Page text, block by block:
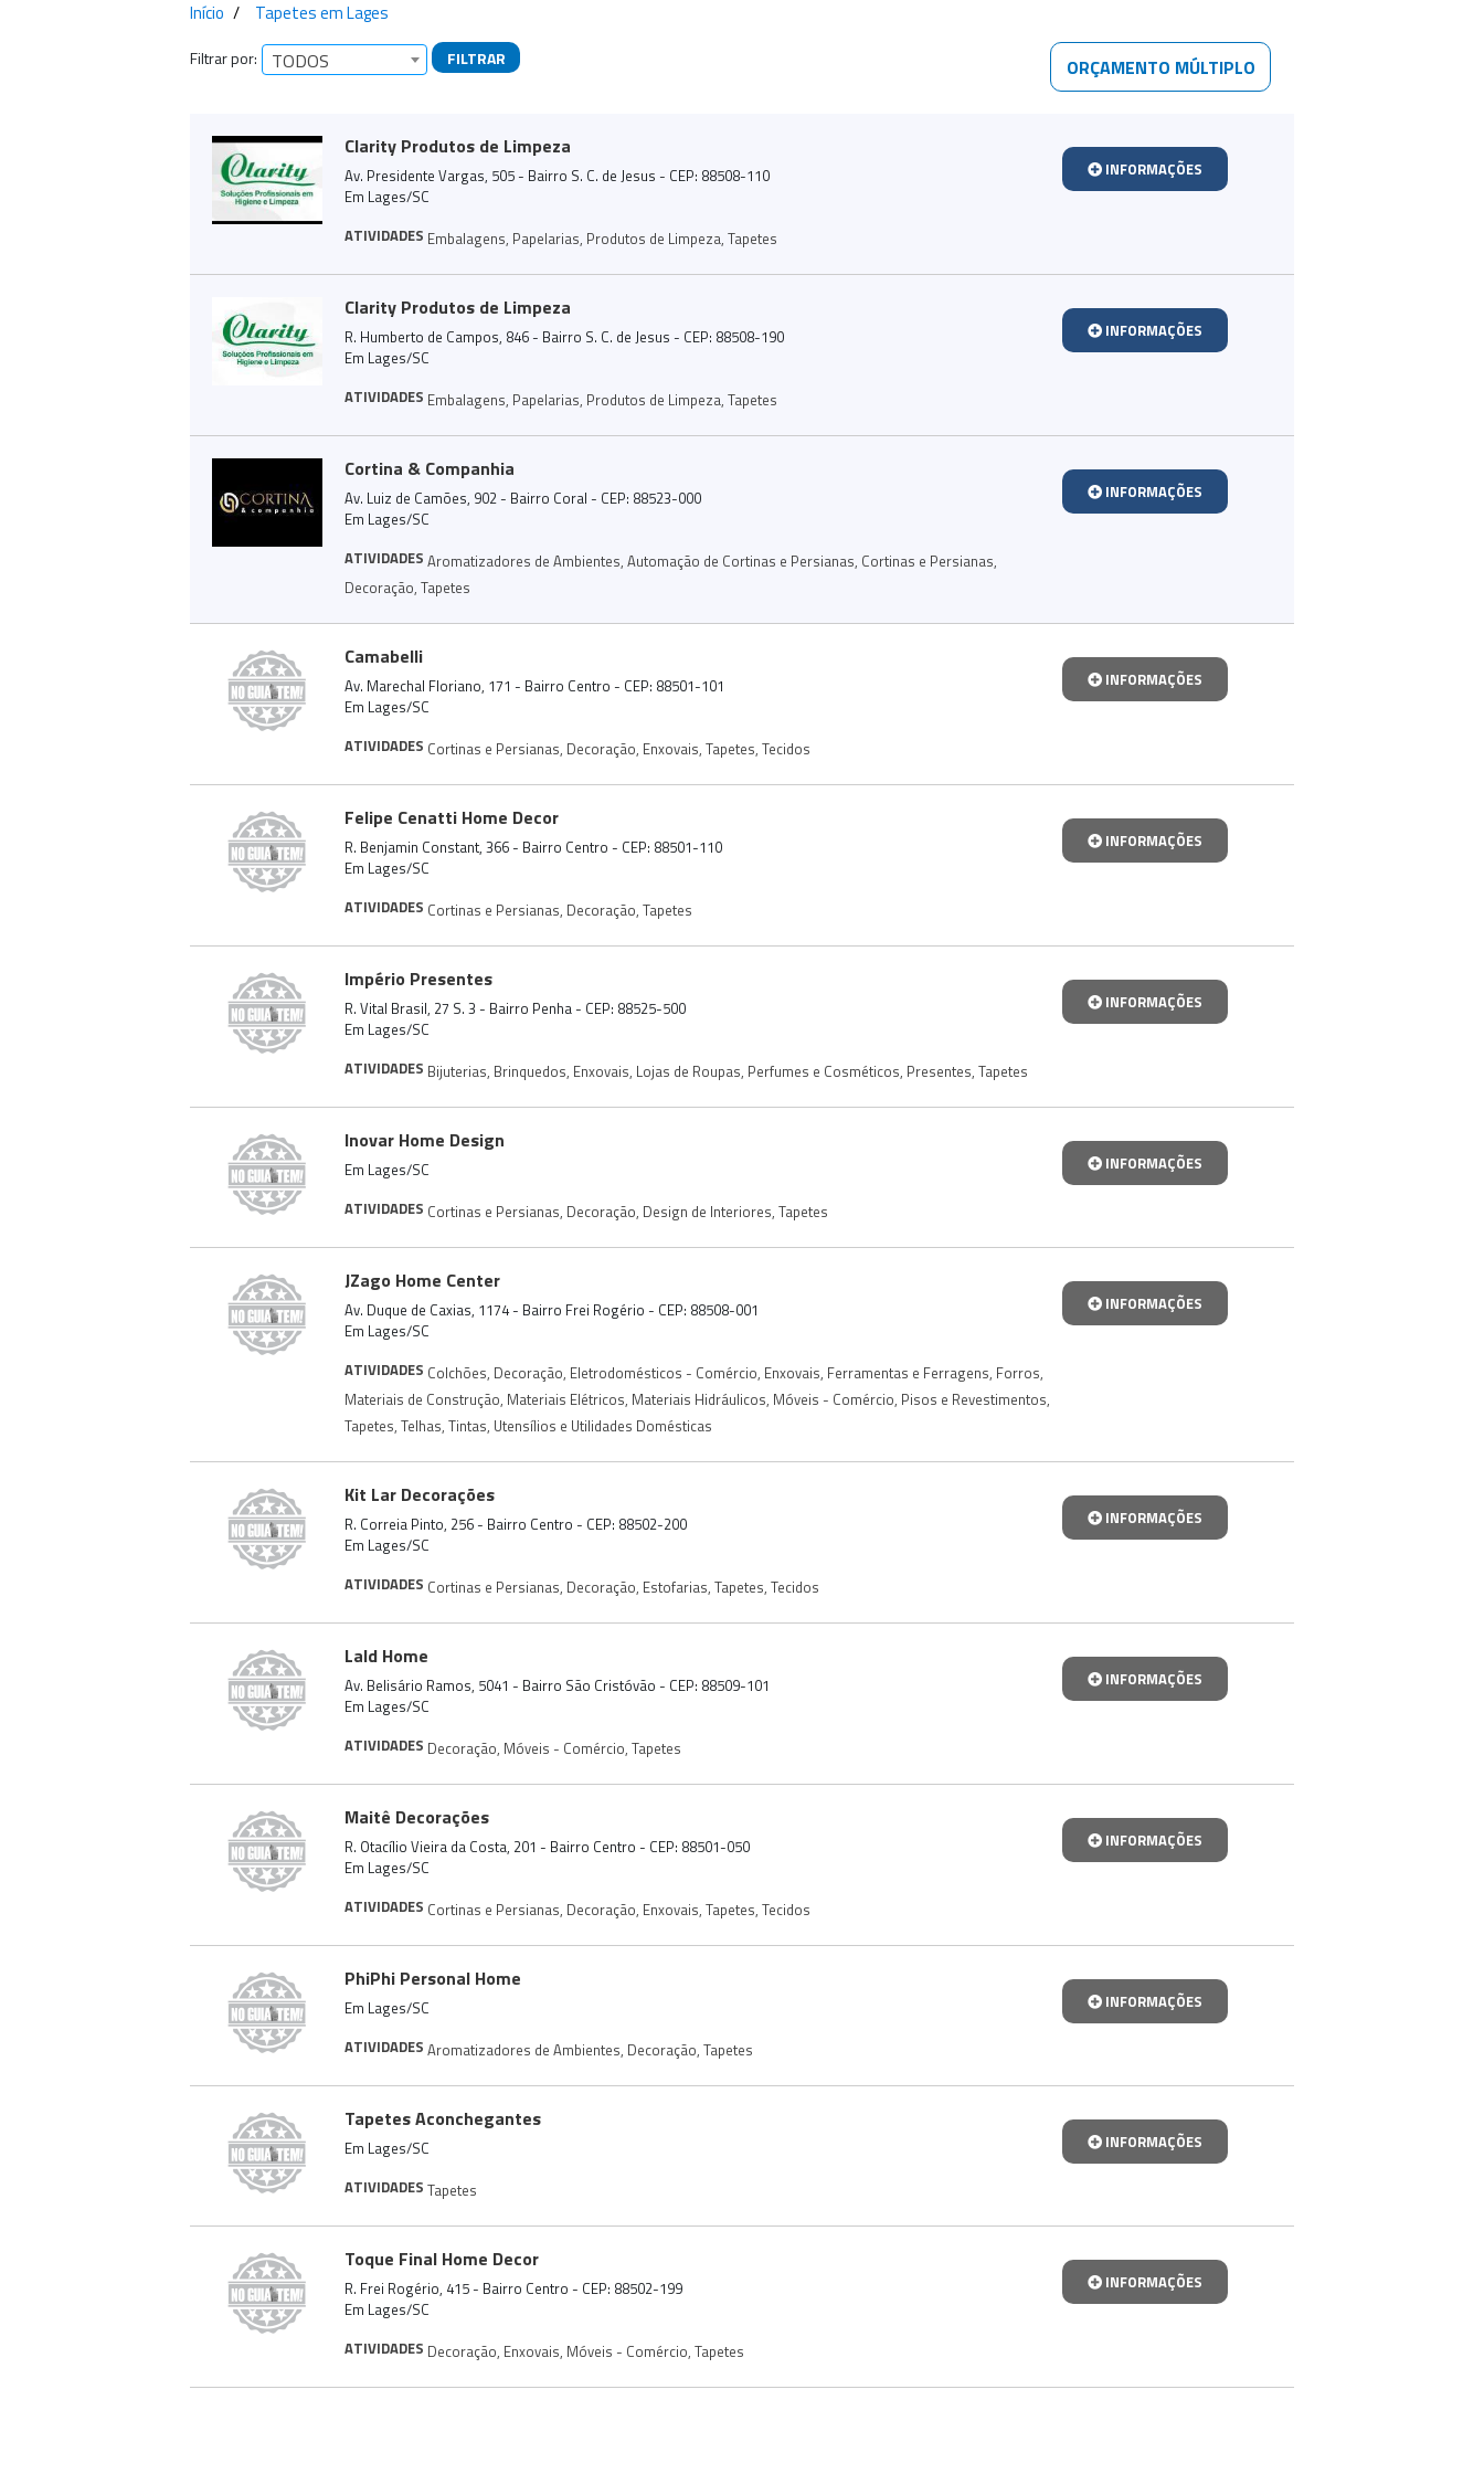
Início Tapetes em Lages
Filtrar por: TODOS FILTRAR ORÇAMENTO MÚLTIPLO
Clarity Produtos de Limpeza
Av. Presidente Vargas, 505 - Bairro S. C. de Jesus - CEP: 88508-110
Em Lages/SC
ATIVIDADES Embalagens, Papelarias, Produtos de Limpeza, Tapetes
INFORMAÇÕES
Clarity Produtos de Limpeza
R. Humberto de Campos, 846 - Bairro S. C. de Jesus - CEP: 88508-190
Em Lages/SC
ATIVIDADES Embalagens, Papelarias, Produtos de Limpeza, Tapetes
INFORMAÇÕES
Cortina & Companhia
Av. Luiz de Camões, 902 - Bairro Coral - CEP: 88523-000
Em Lages/SC
ATIVIDADES Aromatizadores de Ambientes, Automação de Cortinas e Persianas, Cortinas e Persianas,
Decoração, Tapetes
INFORMAÇÕES
Camabelli
Av. Marechal Floriano, 171 - Bairro Centro - CEP: 88501-101
Em Lages/SC
ATIVIDADES Cortinas e Persianas, Decoração, Enxovais, Tapetes, Tecidos
INFORMAÇÕES
Felipe Cenatti Home Decor
R. Benjamin Constant, 366 - Bairro Centro - CEP: 88501-110
Em Lages/SC
ATIVIDADES Cortinas e Persianas, Decoração, Tapetes
INFORMAÇÕES
Império Presentes
R. Vital Brasil, 27 S. 3 - Bairro Penha - CEP: 88525-500
Em Lages/SC
ATIVIDADES Bijuterias, Brinquedos, Enxovais, Lojas de Roupas, Perfumes e Cosméticos, Presentes, Tapetes
INFORMAÇÕES
Inovar Home Design
Em Lages/SC
ATIVIDADES Cortinas e Persianas, Decoração, Design de Interiores, Tapetes
INFORMAÇÕES
JZago Home Center
Av. Duque de Caxias, 1174 - Bairro Frei Rogério - CEP: 88508-001
Em Lages/SC
ATIVIDADES Colchões, Decoração, Eletrodomésticos - Comércio, Enxovais, Ferramentas e Ferragens, Forros,
Materiais de Construção, Materiais Elétricos, Materiais Hidráulicos, Móveis - Comércio, Pisos e Revestimentos,
Tapetes, Telhas, Tintas, Utensílios e Utilidades Domésticas
INFORMAÇÕES
Kit Lar Decorações
R. Correia Pinto, 256 - Bairro Centro - CEP: 88502-200
Em Lages/SC
ATIVIDADES Cortinas e Persianas, Decoração, Estofarias, Tapetes, Tecidos
INFORMAÇÕES
Lald Home
Av. Belisário Ramos, 5041 - Bairro São Cristóvão - CEP: 88509-101
Em Lages/SC
ATIVIDADES Decoração, Móveis - Comércio, Tapetes
INFORMAÇÕES
Maitê Decorações
R. Otacílio Vieira da Costa, 201 - Bairro Centro - CEP: 88501-050
Em Lages/SC
ATIVIDADES Cortinas e Persianas, Decoração, Enxovais, Tapetes, Tecidos
INFORMAÇÕES
PhiPhi Personal Home
Em Lages/SC
ATIVIDADES Aromatizadores de Ambientes, Decoração, Tapetes
INFORMAÇÕES
Tapetes Aconchegantes
Em Lages/SC
ATIVIDADES Tapetes
INFORMAÇÕES
Toque Final Home Decor
R. Frei Rogério, 415 - Bairro Centro - CEP: 88502-199
Em Lages/SC
ATIVIDADES Decoração, Enxovais, Móveis - Comércio, Tapetes
INFORMAÇÕES